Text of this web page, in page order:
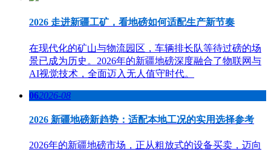
2026 走进新疆工矿，看地磅如何适配生产新节奏
在现代化的矿山与物流园区，车辆排长队等待过磅的场
景已成为历史。2026年的新疆地磅深度融合了物联网与
AI视觉技术，全面迈入无人值守时代。
062026-08
2026 新疆地磅新趋势：适配本地工况的实用选择参考
2026年的新疆地磅市场，正从粗放式的设备买卖，迈向